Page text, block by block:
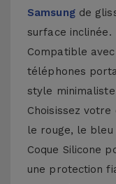
Samsungde
surface inclinée.
Compatible
téléphones
style
Choisissez
le rouge, le
Coque Silicone
une protection